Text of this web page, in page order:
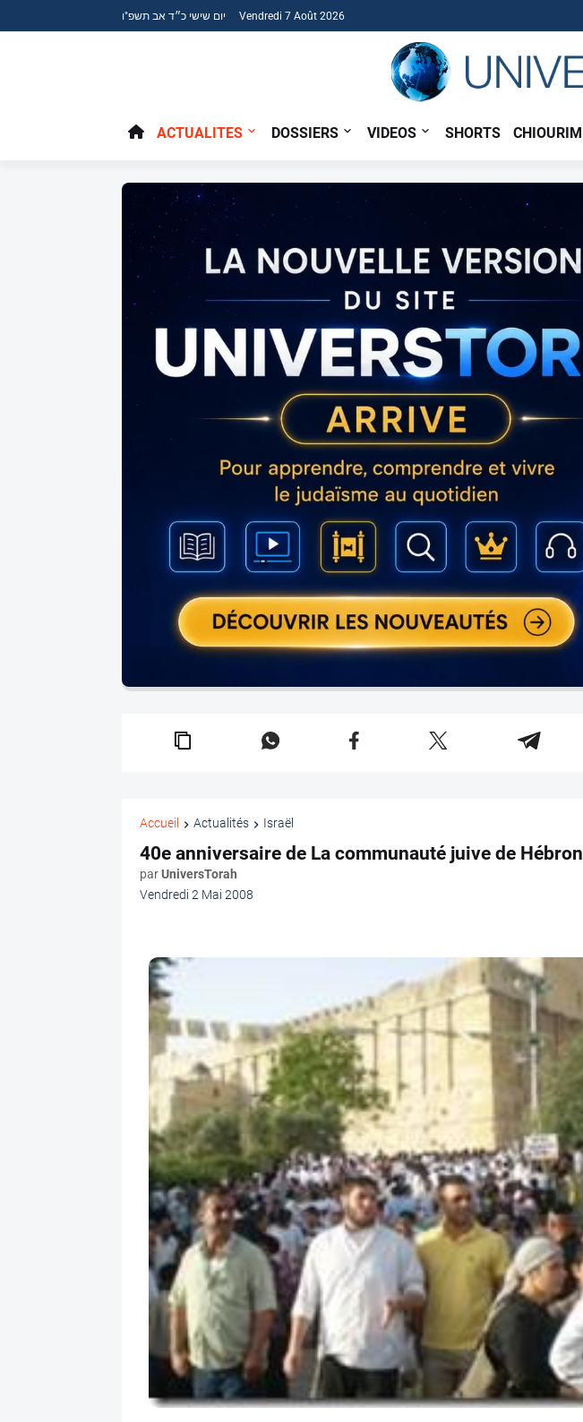
יום שישי כ״ד אב תשפ"ו Vendredi 7 Août 2026
ACTUALITES DOSSIERS VIDEOS SHORTS CHIOURIM
Accueil Actualités Israël
40e anniversaire de La communauté juive de Hébron
parUniversTorah
Vendredi 2 Mai 2008